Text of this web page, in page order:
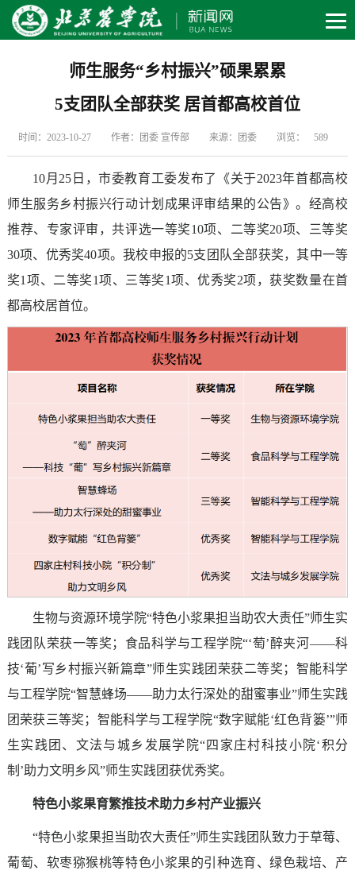
师生服务“乡村振兴”硕果累累
5支团队全部获奖 居首都高校首位
时间：2023-10-27 作者：团委 宣传部 来源：团委 浏览： 589
10月25日，市委教育工委发布了《关于2023年首都高校
师生服务乡村振兴行动计划成果评审结果的公告》。经高校
推荐、专家评审，共评选一等奖10项、二等奖20项、三等奖
30项、优秀奖40项。我校申报的5支团队全部获奖，其中一等
奖1项、二等奖1项、三等奖1项、优秀奖2项，获奖数量在首
都高校居首位。
生物与资源环境学院“特色小浆果担当助农大责任”师生实
践团队荣获一等奖；食品科学与工程学院“‘萄’醉夹河——科
技‘葡’写乡村振兴新篇章”师生实践团荣获二等奖；智能科学
与工程学院“智慧蜂场——助力太行深处的甜蜜事业”师生实践
团荣获三等奖；智能科学与工程学院“数字赋能‘红色背篓’”师
生实践团、文法与城乡发展学院“四家庄村科技小院‘积分
制’助力文明乡风”师生实践团获优秀奖。
特色小浆果育繁推技术助力乡村产业振兴
“特色小浆果担当助农大责任”师生实践团队致力于草莓、
葡萄、软枣猕猴桃等特色小浆果的引种选育、绿色栽培、产